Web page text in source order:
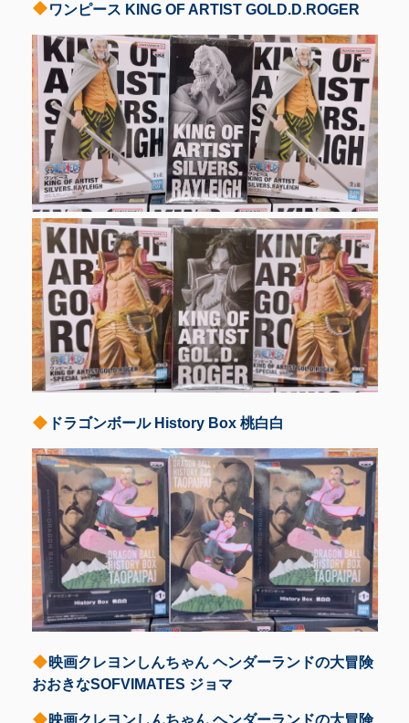
ワンピース KING OF ARTIST GOLD.D.ROGER
ドラゴンボール History Box 桃白白
映画クレヨンしんちゃん ヘンダーランドの大冒険
おおきなSOFVIMATES ジョマ
映画クレヨンしんちゃん ヘンダーランドの大冒険